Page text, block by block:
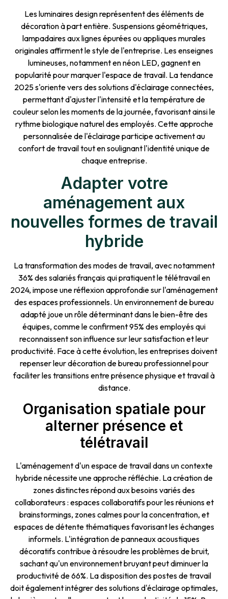
Les luminaires design représentent des éléments de
décoration à part entière. Suspensions géométriques,
lampadaires aux lignes épurées ou appliques murales
originales affirment le style de l'entreprise. Les enseignes
lumineuses, notamment en néon LED, gagnent en
popularité pour marquer l'espace de travail. La tendance
2025 s'oriente vers des solutions d'éclairage connectées,
permettant d'ajuster l'intensité et la température de
couleur selon les moments de la journée, favorisant ainsi le
rythme biologique naturel des employés. Cette approche
personnalisée de l'éclairage participe activement au
confort de travail tout en soulignant l'identité unique de
chaque entreprise.
Adapter votre
aménagement aux
nouvelles formes de travail
hybride
La transformation des modes de travail, avec notamment
36% des salariés français qui pratiquent le télétravail en
2024, impose une réflexion approfondie sur l'aménagement
des espaces professionnels. Un environnement de bureau
adapté joue un rôle déterminant dans le bien-être des
équipes, comme le confirment 95% des employés qui
reconnaissent son influence sur leur satisfaction et leur
productivité. Face à cette évolution, les entreprises doivent
repenser leur décoration de bureau professionnel pour
faciliter les transitions entre présence physique et travail à
distance.
Organisation spatiale pour
alterner présence et
télétravail
L'aménagement d'un espace de travail dans un contexte
hybride nécessite une approche réfléchie. La création de
zones distinctes répond aux besoins variés des
collaborateurs : espaces collaboratifs pour les réunions et
brainstormings, zones calmes pour la concentration, et
espaces de détente thématiques favorisant les échanges
informels. L'intégration de panneaux acoustiques
décoratifs contribue à résoudre les problèmes de bruit,
sachant qu'un environnement bruyant peut diminuer la
productivité de 66%. La disposition des postes de travail
doit également intégrer des solutions d'éclairage optimales,